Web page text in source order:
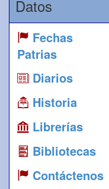
Datos
Fechas
Patrias
Diarios
Historia
Librerías
Bibliotecas
Contáctenos